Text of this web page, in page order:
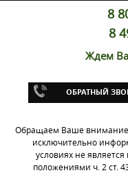
8
8
Ждем
ОБРАТНЫЙ
Обращаем Ваше внимание
исключительно
условиях не
положениями ч. 2 ст.